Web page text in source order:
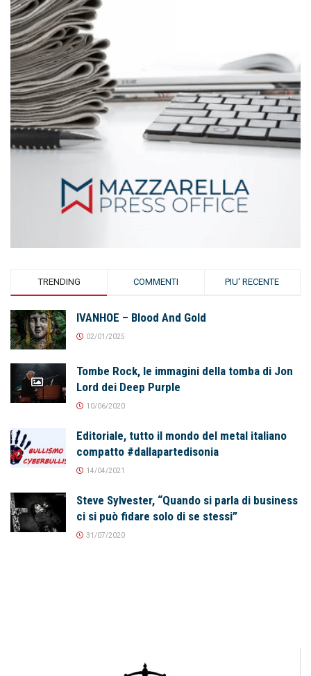
TRENDING COMMENTI PIU' RECENTE
IVANHOE – Blood And Gold
02/01/2025
Tombe Rock, le immagini della tomba di Jon
Lord dei Deep Purple
10/06/2020
Editoriale, tutto il mondo del metal italiano
compatto #dallapartedisonia
14/04/2021
Steve Sylvester, “Quando si parla di business
ci si può fidare solo di se stessi”
31/07/2020